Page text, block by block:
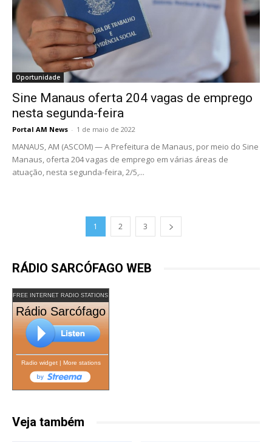
Oportunidade
Sine Manaus oferta 204 vagas de emprego
nesta segunda-feira
Portal AM News - 1 de maio de 2022
MANAUS, AM (ASCOM) — A Prefeitura de Manaus, por meio do Sine
Manaus, oferta 204 vagas de emprego em várias áreas de
atuação, nesta segunda-feira, 2/5,...
1 2 3
RÁDIO SARCÓFAGO WEB
FREE INTERNET RADIO STATIONS
Rádio Sarcófago
Radio widget| More stations
Veja também